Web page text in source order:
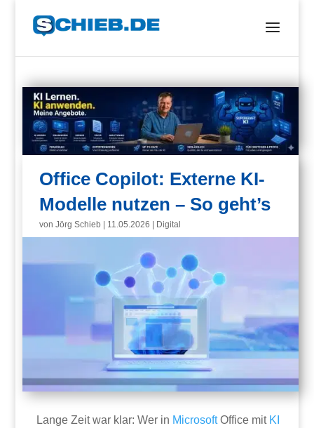
Office Copilot: Externe KI-
Modelle nutzen – So geht’s
vonJörg Schieb 11.05.2026 Digital
Lange Zeit war klar: Wer in MicrosoftOffice mit KI